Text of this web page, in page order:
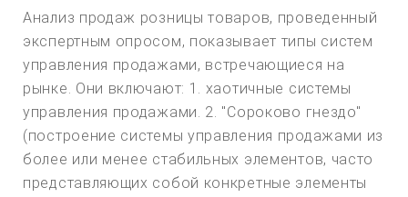
Анализ продаж розницы товаров, проведенный
экспертным опросом, показывает типы систем
управления продажами, встречающиеся на
рынке. Они включают: 1. хаотичные системы
управления продажами. 2. "Сороково гнездо"
(построение системы управления продажами из
более или менее стабильных элементов, часто
представляющих собой конкретные элементы